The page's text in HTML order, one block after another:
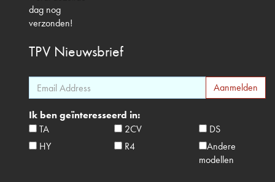
dag nog
verzonden!
TPV Nieuwsbrief
Ik ben geïnteresseerd in:
TA
2CV
DS
HY
R4
Andere
modellen